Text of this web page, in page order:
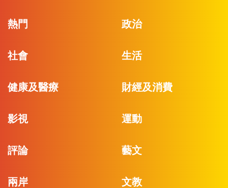
熱門 政治
社會 生活
健康及醫療 財經及消費
影視 運動
評論 藝文
兩岸 文教